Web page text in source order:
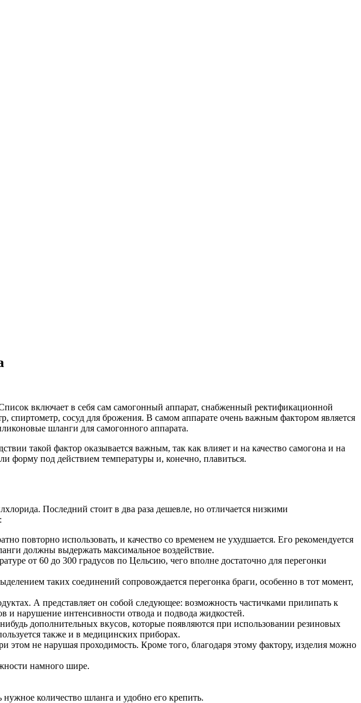
включает в себя сам самогонный аппарат, снабженный ректификационной
сосуд для брожения. В самом аппарате очень важным фактором является
шланги для самогонного аппарата.
такой фактор оказывается важным, так как влияет и на качество самогона и на
форму под действием температуры и, конечно, плавиться.
Последний стоит в два раза дешевле, но отличается низкими
повторно использовать, и качество со временем не ухудшается. Его рекомендуется
должны выдержать максимальное воздействие.
от 60 до 300 градусов по Цельсию, чего вполне достаточно для перегонки
таких соединений сопровождается перегонка браги, особенно в тот момент,
А представляет он собой следующее: возможность частичками прилипать к
нарушение интенсивности отвода и подвода жидкостей.
дополнительных вкусов, которые появляются при использовании резиновых
также и в медицинских приборах.
не нарушая проходимость. Кроме того, благодаря этому фактору, изделия можно
намного шире.
количество шланга и удобно его крепить.